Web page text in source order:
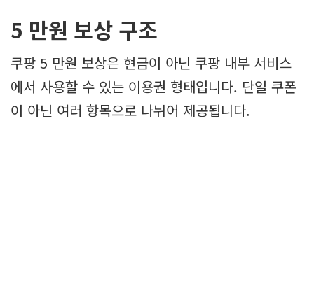
5 만원 보상 구조
쿠팡 5 만원 보상은 현금이 아닌 쿠팡 내부 서비스
에서 사용할 수 있는 이용권 형태입니다. 단일 쿠폰
이 아닌 여러 항목으로 나뉘어 제공됩니다.